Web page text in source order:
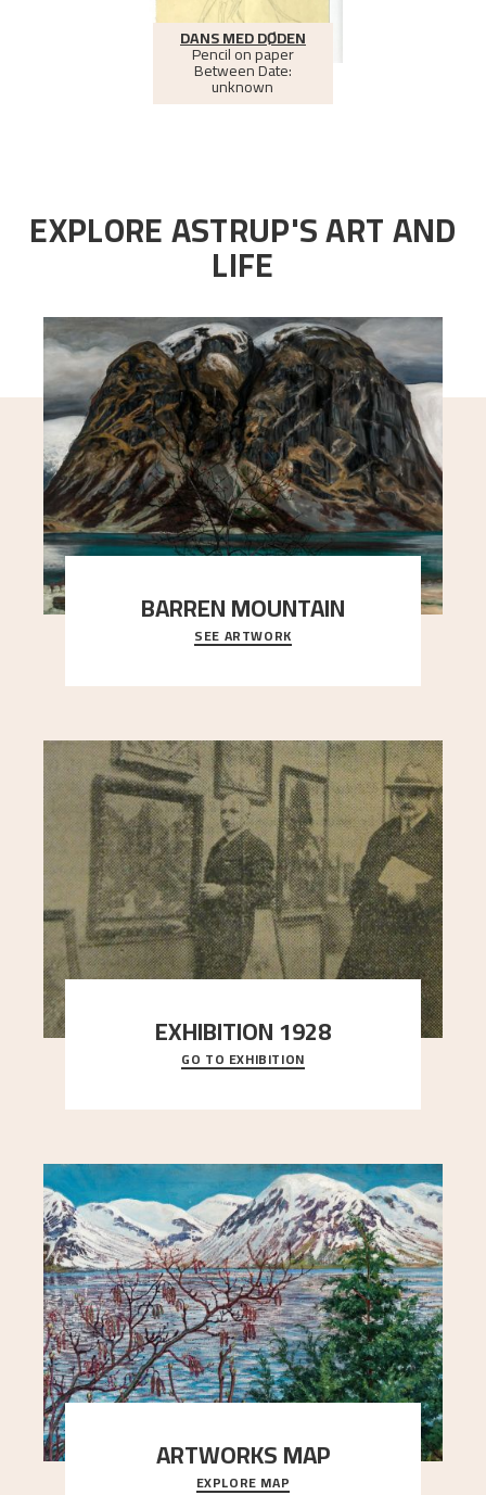
DANS MED DØDEN
Pencil on paper
BetweenDate:
unknown
EXPLORE ASTRUP'S ART AND
LIFE
BARREN MOUNTAIN
A looming mountain dominates the picture plane
here, and stands in stark contrast to the slende
SEE ARTWORK
EXHIBITION 1928
When Astrup died in 1928, his friends Moritz Kaland
Simon Thorbjørnsen at the Art Society took
GO TO EXHIBITION
ARTWORKS MAP
Explore the locations and viewpoints in Astrup's
EXPLORE MAP